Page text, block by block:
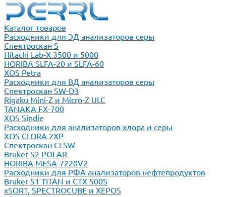
Каталог товаров
Расходники для ЭД анализаторов серы
Спектроскан S
Hitachi Lab-X 3500 и 5000
HORIBA SLFA-20 и SLFA-60
XOS Petra
Расходники для ВД анализаторов серы
Спектроскан SW-D3
Rigaku Mini-Z и Micro-Z ULC
TANAKA FX-700
XOS Sindie
Расходники для анализаторов хлора и серы
XOS CLORA 2XP
Спектроскан CLSW
Bruker S2 POLAR
HORIBA MESA-7220V2
Расходники для РФА анализаторов нефтепродуктов
Bruker S1 TITAN и CTX 500S
xSORT, SPECTROCUBE и XEPOS